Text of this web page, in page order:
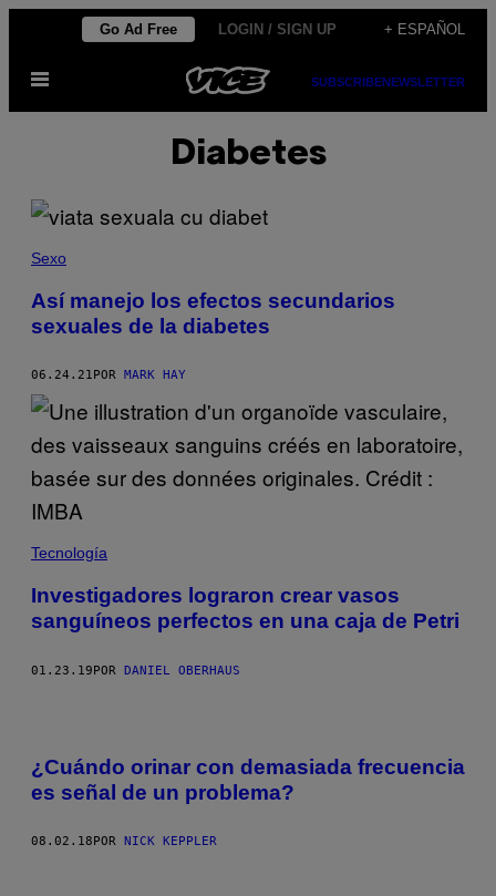
contenido
Go Ad Free LOGIN / SIGN UP + ESPAÑOL
Abrir
SUBSCRIBENEWSLETTER
Diabetes
Sexo
Así manejo los efectos secundarios
sexuales de la diabetes
06.24.21 POR MARK HAY
Tecnología
Investigadores lograron crear vasos
sanguíneos perfectos en una caja de Petri
01.23.19POR DANIEL OBERHAUS
¿Cuándo orinar con demasiada frecuencia
es señal de un problema?
08.02.18 POR NICK KEPPLER